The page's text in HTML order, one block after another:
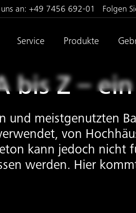
uns an:+49 7456 692-01 Folgen
Service Produkte
bis Z –
und meistgenutzten
von
kann jedoch nicht
werden. Hier